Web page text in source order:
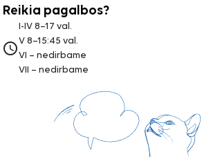
Reikia pagalbos?
access_time
I-IV 8–17 val.
V 8–15:45 val.
VI – nedirbame
VII – nedirbame